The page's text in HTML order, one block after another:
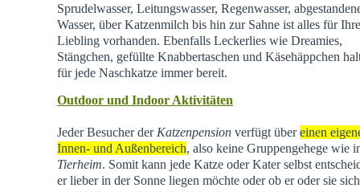
Sprudelwasser, Leitungswasser, Regenwasser,
Wasser, über Katzenmilch bis hin zur Sahne ist alles für
Liebling vorhanden. Ebenfalls Leckerlies wie Dreamies,
Stängchen, gefüllte Knabbertaschen und Käsehäppchen
für jede Naschkatze immer bereit.
Outdoor und Indoor Aktivitäten
Jeder Besucher der Katzenpensionverfügt übereinen
Innen- und Außenbereich, also keine Gruppengehege wie
Tierheim. Somit kann jede Katze oder Kater selbst
er lieber in der Sonne liegen möchte oder ob er oder sie